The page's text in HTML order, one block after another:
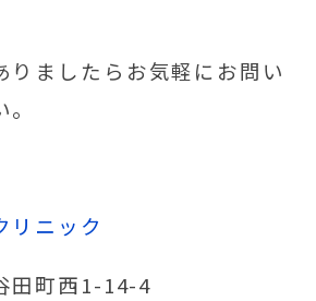
りましたらお気軽にお問い
リニック
田町西1-14-4